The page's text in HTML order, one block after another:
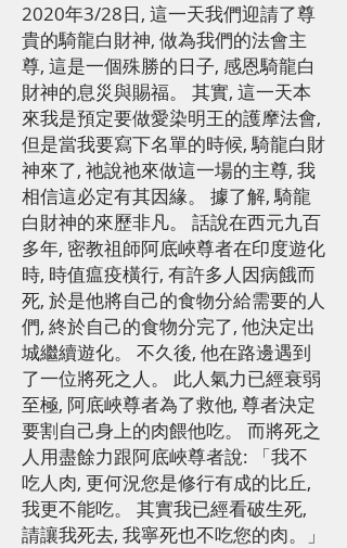
2020年3/28日, 這一天我們迎請了尊
貴的騎龍白財神, 做為我們的法會主
尊, 這是一個殊勝的日子, 感恩騎龍白
財神的息災與賜福。 其實, 這一天本
來我是預定要做愛染明王的護摩法會,
但是當我要寫下名單的時候, 騎龍白財
神來了, 祂說祂來做這一場的主尊, 我
相信這必定有其因緣。 據了解, 騎龍
白財神的來歷非凡。 話說在西元九百
多年, 密教祖師阿底峽尊者在印度遊化
時, 時值瘟疫橫行, 有許多人因病餓而
死, 於是他將自己的食物分給需要的人
們, 終於自己的食物分完了, 他決定出
城繼續遊化。 不久後, 他在路邊遇到
了一位將死之人。 此人氣力已經衰弱
至極, 阿底峽尊者為了救他, 尊者決定
要割自己身上的肉餵他吃。 而將死之
人用盡餘力跟阿底峽尊者說: 「我不
吃人肉, 更何況您是修行有成的比丘,
我更不能吃。 其實我已經看破生死,
請讓我死去, 我寧死也不吃您的肉。」